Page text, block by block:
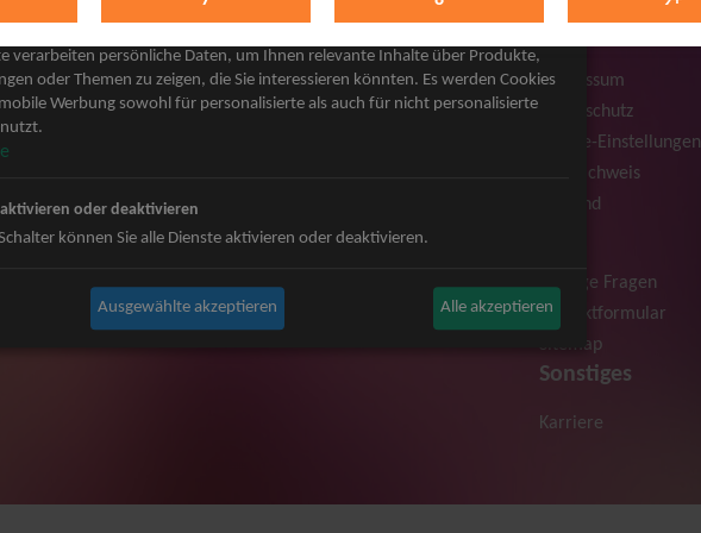
Tickets
Tickets
No.1 Tickets
Judas Priest Tickets
The BossHoss Tickets
Silbermond Tickets
Simple Plan Tickets
Beatrice Egli Tickets
Roland Kaiser Tickets
AGB
Impressum
Datenschutz
Cookie-Einstellungen
Bildnachweis
Versand
Häufige Fragen
Kontaktformular
Sitemap
Sonstiges
Karriere
verarbeiten persönliche Daten, um Ihnen relevante Inhalte über Produkte,
oder Themen zu zeigen, die Sie interessieren könnten. Es werden Cookies
Werbung sowohl für personalisierte als auch für nicht personalisierte
oder deaktivieren
können Sie alle Dienste aktivieren oder deaktivieren.
Ausgewählte akzeptieren Alle akzeptieren